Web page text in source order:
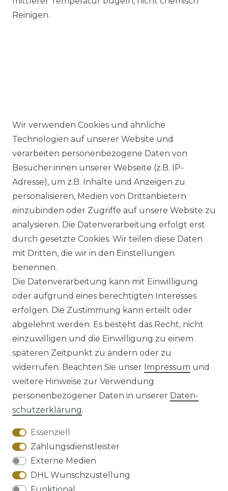
Reinigen.
Ähnlicher Artikel
Brühl - Comfort Fit - Herren
Flatfront Hose mit
Schurwollanteil, Udine
(0283003455100)
ab 99,95 € *
Impressum Daten­schutz­erklärung
AGB Barrierefreiheitserklärung
Widerrufs­recht
Wir verwenden Cookies und ähnliche
Technologien auf unserer Website und
verarbeiten personenbezogene Daten von
Besucher:innen unserer Webseite (z.B. IP-
Adresse), um z.B. Inhalte und Anzeigen zu
personalisieren, Medien von Drittanbietern
einzubinden oder Zugriffe auf unsere Website zu
analysieren. Die Datenverarbeitung erfolgt erst
durch gesetzte Cookies. Wir teilen diese Daten
mit Dritten, die wir in den Einstellungen
benennen.
Die Datenverarbeitung kann mit Einwilligung
oder aufgrund eines berechtigten Interesses
erfolgen. Die Zustimmung kann erteilt oder
abgelehnt werden. Es besteht das Recht, nicht
einzuwilligen und die Einwilligung zu einem
späteren Zeitpunkt zu ändern oder zu
widerrufen. Beachten Sie unser Impressum und
weitere Hinweise zur Verwendung
personenbezogener Daten in unserer Daten­
schutz­erklärung.
Essenziell
Zahlungsdienstleister
Externe Medien
DHL Wunschzustellung